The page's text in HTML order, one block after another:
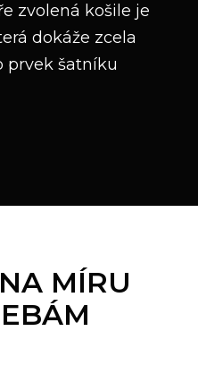
zvolená košile je
dokáže zcela
prvek šatníku
MÍRU